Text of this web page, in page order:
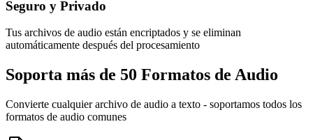
Seguro y Privado
Tus archivos de audio están encriptados y se eliminan
automáticamente después del procesamiento
Soporta más de 50 Formatos de Audio
Convierte cualquier archivo de audio a texto - soportamos todos los
formatos de audio comunes